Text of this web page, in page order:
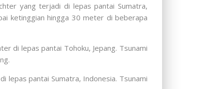
yang terjadi di lepas pantai Sumatra,
ketinggian hingga 30 meter di beberapa
di lepas pantai Tohoku, Jepang. Tsunami
lepas pantai Sumatra, Indonesia. Tsunami